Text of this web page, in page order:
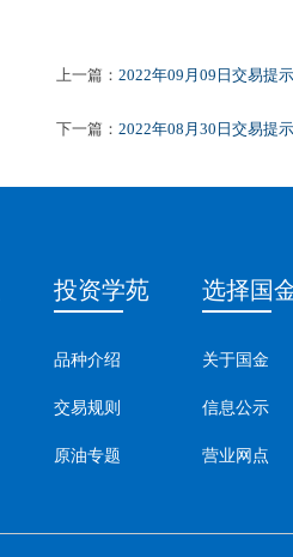
上一篇： 2022年09月09日交易提示
下一篇： 2022年08月30日交易提示
投资学苑
品种介绍
交易规则
原油专题
选择国
关于国金
信息公示
营业网点